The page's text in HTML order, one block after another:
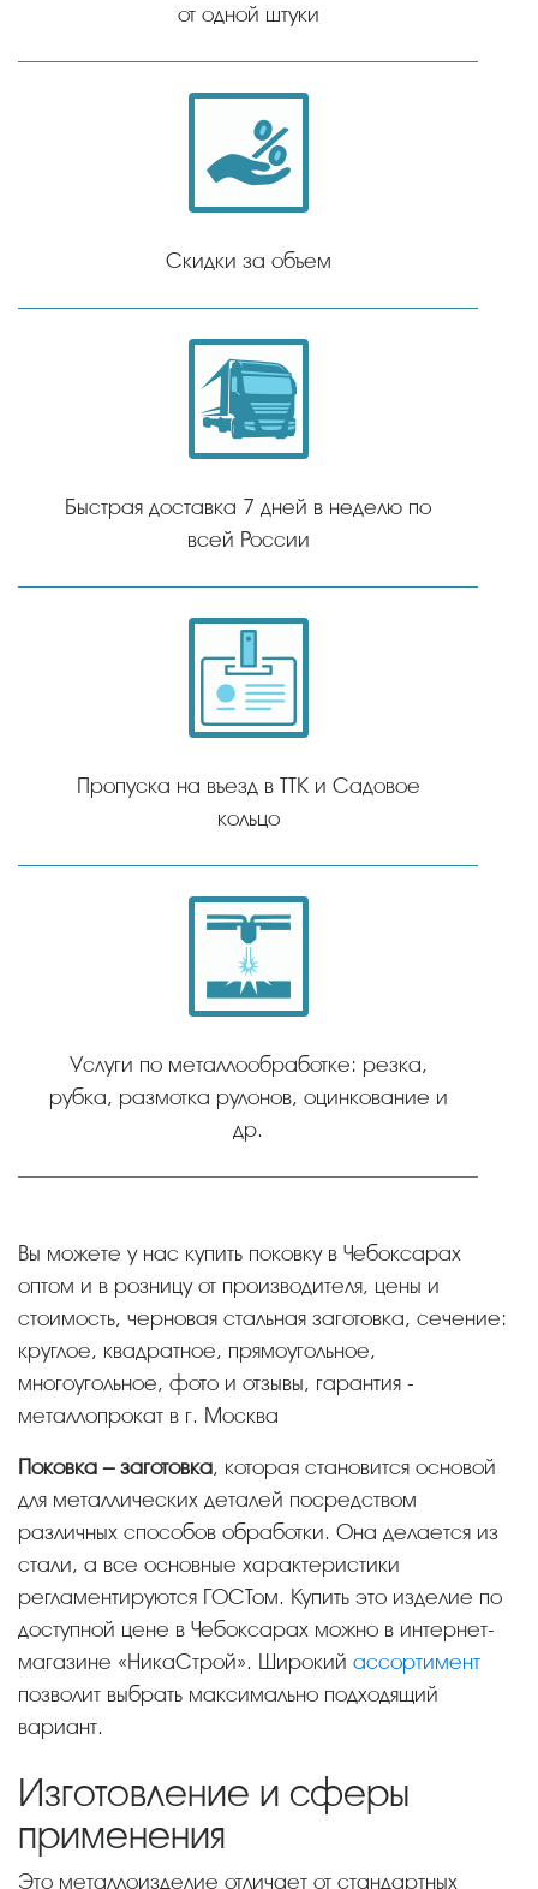
от одной штуки
Скидки за объем
Быстрая доставка 7 дней в неделю по
всей России
Пропуска на въезд в ТТК и Садовое
кольцо
Услуги по металлообработке: резка,
рубка, размотка рулонов, оцинкование и
др.
Вы можете у нас купить поковку в Чебоксарах
оптом и в розницу от производителя, цены и
стоимость, черновая стальная заготовка, сечение:
круглое, квадратное, прямоугольное,
многоугольное, фото и отзывы, гарантия -
металлопрокат в г. Москва
Поковка – заготовка, которая становится основой
для металлических деталей посредством
различных способов обработки. Она делается из
стали, а все основные характеристики
регламентируются ГОСТом. Купить это изделие по
доступной цене в Чебоксарах можно в интернет-
магазине «НикаСтрой». Широкий ассортимент
позволит выбрать максимально подходящий
вариант.
Изготовление и сферы
применения
Это металлоизделие отличает от стандартных